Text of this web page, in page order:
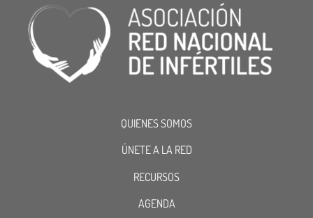
QUIENES SOMOS
ÚNETE A LA RED
RECURSOS
AGENDA